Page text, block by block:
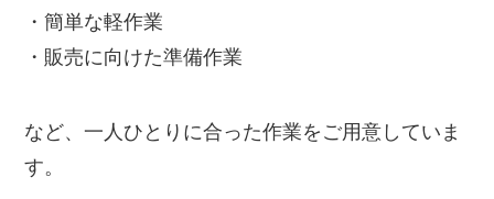
・簡単な軽作業
・販売に向けた準備作業
など、一人ひとりに合った作業をご用意していま
す。